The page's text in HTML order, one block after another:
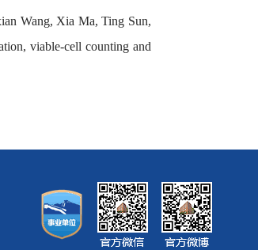
Wang, Xia Ma, Ting Sun,
viable-cell counting and